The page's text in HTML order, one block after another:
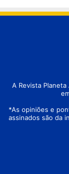
A Revista
*As opiniões e
assinados são da